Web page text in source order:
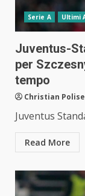
Serie A Ultimi
Juventus-
per
tempo
Christian
Juventus
Read More